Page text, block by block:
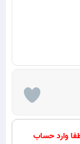
وارد حساب